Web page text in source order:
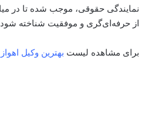
نمایندگی حقوقی، موجب شده تا در
از حرفه‌ای‌گری و موفقیت شناخته
برای مشاهده لیست بهترین وکیل اهواز